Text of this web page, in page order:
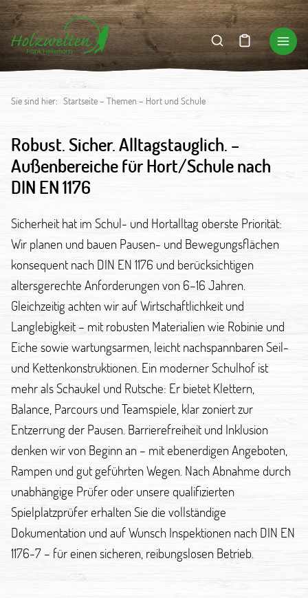
Sie sind hier: Startseite– Themen – Hort und Schule
Robust. Sicher. Alltagstauglich. –
Außenbereiche für Hort/Schule nach
DIN EN 1176
Sicherheit hat im Schul- und Hortalltag oberste Priorität:
Wir planen und bauen Pausen- und Bewegungsflächen
konsequent nach DIN EN 1176 und berücksichtigen
altersgerechte Anforderungen von 6–16 Jahren.
Gleichzeitig achten wir auf Wirtschaftlichkeit und
Langlebigkeit – mit robusten Materialien wie Robinie und
Eiche sowie wartungsarmen, leicht nachspannbaren Seil-
und Kettenkonstruktionen. Ein moderner Schulhof ist
mehr als Schaukel und Rutsche: Er bietet Klettern,
Balance, Parcours und Teamspiele, klar zoniert zur
Entzerrung der Pausen. Barrierefreiheit und Inklusion
denken wir von Beginn an – mit ebenerdigen Angeboten,
Rampen und gut geführten Wegen. Nach Abnahme durch
unabhängige Prüfer oder unsere qualifizierten
Spielplatzprüfer erhalten Sie die vollständige
Dokumentation und auf Wunsch Inspektionen nach DIN EN
1176-7 – für einen sicheren, reibungslosen Betrieb.